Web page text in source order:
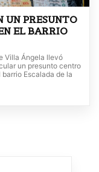
PRESUNTO
EL BARRIO
Villa Ángela llevó
un presunto centro
Escalada de la